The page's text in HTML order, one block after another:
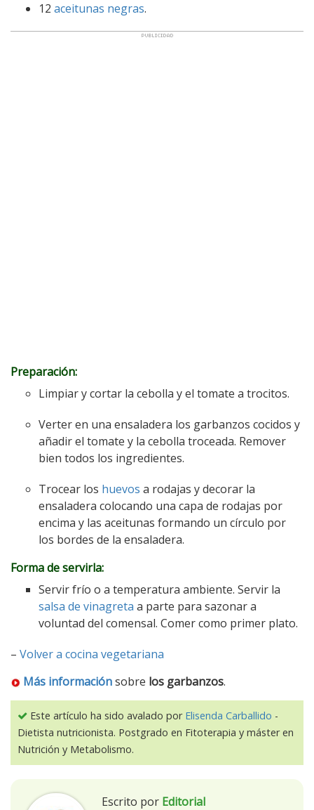
12 aceitunas negras.
Preparación:
Limpiar y cortar la cebolla y el tomate a trocitos.
Verter en una ensaladera los garbanzos cocidos y
añadir el tomate y la cebolla troceada. Remover
bien todos los ingredientes.
Trocear los huevos a rodajas y decorar la
ensaladera colocando una capa de rodajas por
encima y las aceitunas formando un círculo por
los bordes de la ensaladera.
Forma de servirla:
Servir frío o a temperatura ambiente. Servir la
salsa de vinagreta a parte para sazonar a
voluntad del comensal. Comer como primer plato.
– Volver a cocina vegetariana
Más informaciónsobre los garbanzos.
Este artículo ha sido avalado por Elisenda Carballido -
Dietista nutricionista. Postgrado en Fitoterapia y máster en
Nutrición y Metabolismo.
Escrito por Editorial